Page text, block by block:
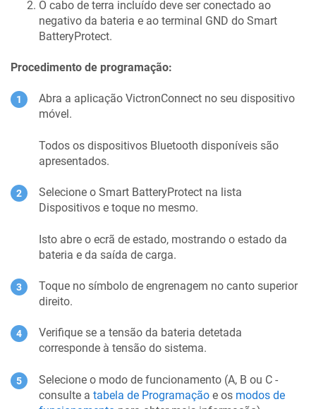
O cabo de terra incluído deve ser conectado ao
negativo da bateria e ao terminal GND do Smart
BatteryProtect.
Procedimento de programação:
Abra a aplicação VictronConnect no seu dispositivo
móvel.
Todos os dispositivos Bluetooth disponíveis são
apresentados.
Selecione o Smart BatteryProtect na lista
Dispositivos e toque no mesmo.
Isto abre o ecrã de estado, mostrando o estado da
bateria e da saída de carga.
Toque no símbolo de engrenagem no canto superior
direito.
Verifique se a tensão da bateria detetada
corresponde à tensão do sistema.
Selecione o modo de funcionamento (A, B ou C -
consulte a tabela de Programação e os modos de